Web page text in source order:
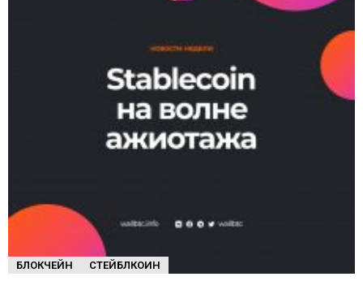
БЛОКЧЕЙН СТЕЙБЛКОИН